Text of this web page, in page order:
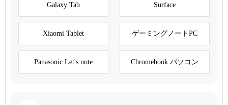
Galaxy Tab Surface
Xiaomi Tablet ゲーミングノートPC
Panasonic Let's note Chromebook パソコン